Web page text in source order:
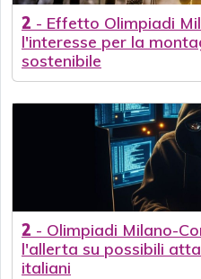
2 - Effetto Olimpiadi
l'interesse per la
sostenibile
2 - Olimpiadi Milano-
l'allerta su possibili
italiani